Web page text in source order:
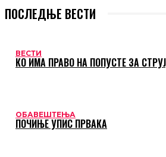
ПОСЛЕДЊЕ ВЕСТИ
ВЕСТИ
КО ИМА ПРАВО НА ПОПУСТЕ ЗА
ОБАВЕШТЕЊА
ПОЧИЊЕ УПИС ПРВАКА